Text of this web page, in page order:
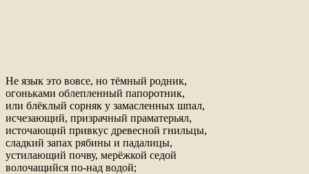
Не язык это вовсе, но тёмный родник,
огоньками облепленный папоротник,
или блёклый сорняк у замасленных шпал,
исчезающий, призрачный праматерьял,
источающий привкус древесной гнильцы,
сладкий запах рябины и падалицы,
устилающий почву, мерёжкой седой
волочащийся по-над водой;